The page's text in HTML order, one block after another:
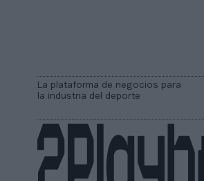
La plataforma de negocios para
la industria del deporte